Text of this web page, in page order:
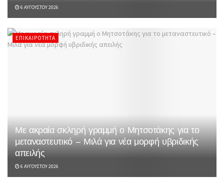
6 ΑΥΓΟΎΣΤΟΥ 2026
ΕΠΙΚΑΙΡΌΤΗΤΑ
Με ακραία σκληρή γραμμή ο Μητσοτάκης για το
μεταναστευτικό – Μιλά για νέα μορφή υβριδικής
απειλής
6 ΑΥΓΟΎΣΤΟΥ 2026